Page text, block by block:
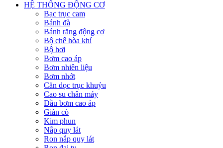
HỆ THỐNG ĐỘNG CƠ
Bạc trục cam
Bánh đà
Bánh răng động cơ
Bộ chế hòa khí
Bộ hơi
Bơm cao áp
Bơm nhiên liệu
Bơm nhớt
Căn dọc trục khuỷu
Cao su chân máy
Đầu bơm cao áp
Giàn cò
Kim phun
Nắp quy lát
Ron nắp quy lát